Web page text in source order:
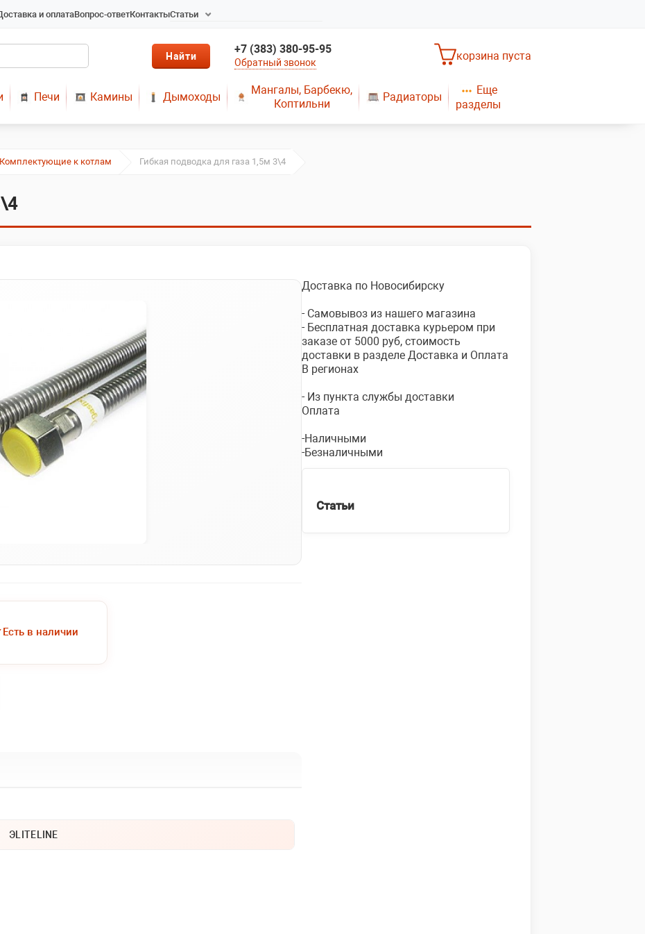
и оплатаВопрос-ответКонтактыСтатьи
Радиаторы отопления в
Новосибирске
Твердотопливные котлы
длительного горения
Металопластик
+7 (383) 380-95-95
Обратный звонок
корзина пуста
Печи Камины Дымоходы
Мангалы, Барбекю,
Коптильни
Радиаторы
Еще
разделы
Комплектующие к котлам Гибкая подводка для газа 1,5м 3\4
Есть в наличии
ЭLITELINE
Доставка по Новосибирску
- Самовывоз из нашего магазина
- Бесплатная доставка курьером при
заказе от 5000 руб, стоимость
доставки в разделе Доставка и Оплата
В регионах
- Из пункта службы доставки
Оплата
-Наличными
-Безналичными
Статьи